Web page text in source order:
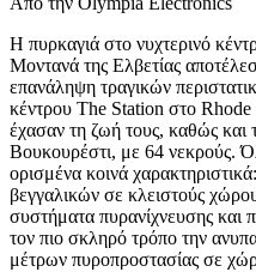
Η πυρκαγιά στο νυχτερινό
Μοντανά της Ελβετίας
επανάληψη τραγικών
κέντρου The Station στο
έχασαν τη ζωή τους, καθώς
Βουκουρέστι, με 64 νεκρούς.
ορισμένα κοινά
βεγγαλικών σε κλειστούς
συστήματα πυρανίχνευσης και
τον πιο σκληρό τρόπο την
μέτρων πυροπροστασίας σε